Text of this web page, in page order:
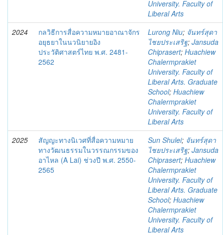
University. Faculty of
Liberal Arts
2024
กลวิธีการสื่อความหมายอาณาจักร
อยุธยาในนวนิยายอิง
ประวัติศาสตร์ไทย พ.ศ. 2481-
2562
Lurong Niu; จันทร์สุดา
ไชยประเสริฐ; Jansuda
Chiprasert; Huachiew
Chalermprakiet
University. Faculty of
Liberal Arts. Graduate
School; Huachiew
Chalermprakiet
University. Faculty of
Liberal Arts
2025
สัญญะทางนิเวศที่สื่อความหมาย
ทางวัฒนธรรมในวรรณกรรมของ
อาไหล (A Lai) ช่วงปี พ.ศ. 2550-
2565
Sun Shulei; จันทร์สุดา
ไชยประเสริฐ; Jansuda
Chiprasert; Huachiew
Chalermprakiet
University. Faculty of
Liberal Arts. Graduate
School; Huachiew
Chalermprakiet
University. Faculty of
Liberal Arts